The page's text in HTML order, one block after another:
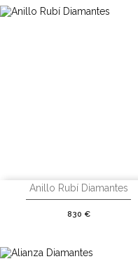
Anillo Rubí Diamantes
Precio
830 €